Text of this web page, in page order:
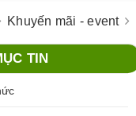
Khuyến mãi - event
TIN